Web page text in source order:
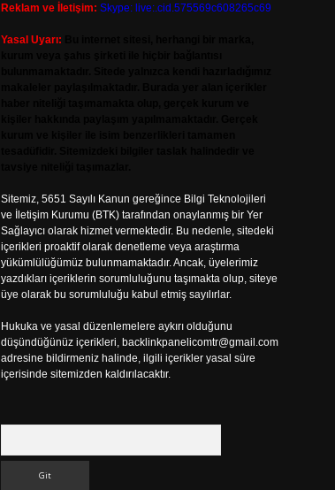
Reklam ve İletişim: Skype: live:.cid.575569c608265c69
Yasal Uyarı:
Sitemiz, 5651 Sayılı Kanun gereğince Bilgi Teknolojileri
ve İletişim Kurumu (BTK) tarafından onaylanmış bir Yer
Sağlayıcı olarak hizmet vermektedir. Bu nedenle, sitedeki
içerikleri proaktif olarak denetleme veya araştırma
yükümlülüğümüz bulunmamaktadır. Ancak, üyelerimiz
yazdıkları içeriklerin sorumluluğunu taşımakta olup, siteye
üye olarak bu sorumluluğu kabul etmiş sayılırlar.
Hukuka ve yasal düzenlemelere aykırı olduğunu
düşündüğünüz içerikleri, backlinkpanelicomtr@gmail.com
adresine bildirmeniz halinde, ilgili içerikler yasal süre
içerisinde sitemizden kaldırılacaktır.